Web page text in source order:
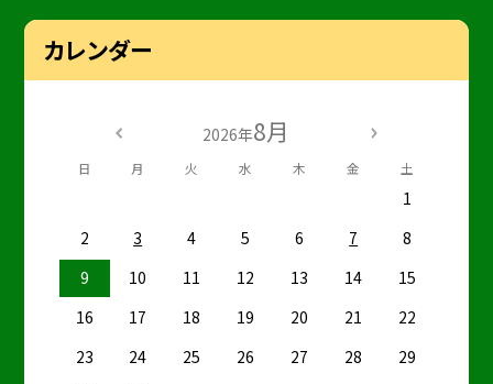
カレンダー
2026年8月
日 月 火 水 木 金 土
1
2
3 4 5 6 7
8
9
10 11 12 13 14
15
16
17 18 19 20 21
22
23
24 25 26 27 28
29